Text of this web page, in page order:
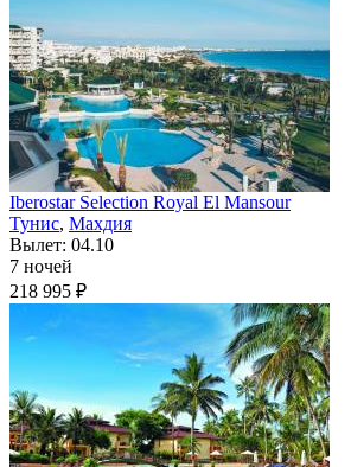
Iberostar Selection Royal El Mansour
Тунис, Махдия
Вылет: 04.10
7 ночей
218 995 ₽